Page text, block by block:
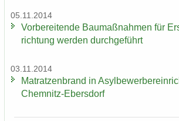
05.11.2014
Vor­be­rei­ten­de Bau­maß­nah­men für
rich­tung wer­den durch­ge­führt
03.11.2014
Ma­trat­zen­brand in
Chemnitz-​Ebersdorf